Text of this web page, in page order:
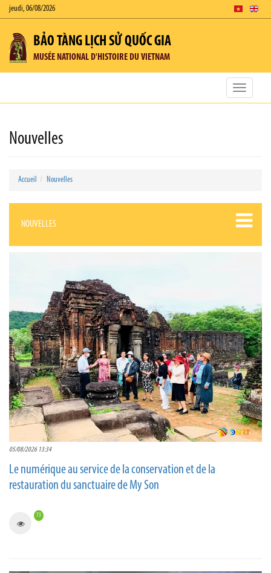
jeudi, 06/08/2026
BẢO TÀNG LỊCH SỬ QUỐC GIA
MUSÉE NATIONAL D'HISTOIRE DU VIETNAM
Toggle
Nouvelles
Accueil Nouvelles
NOUVELLES
05/08/2026 13:34
Le numérique au service de la conservation et de la
restauration du sanctuaire de My Son
73